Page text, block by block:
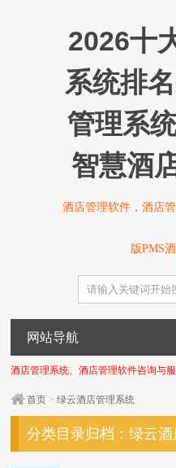
2026十
系统排
管理系
智慧酒
酒店管理软件，酒店
版PMS
网站导航
酒店管理系统、酒店管理软件咨询与服
首页 >绿云酒店管理系统
分类目录归档：绿云